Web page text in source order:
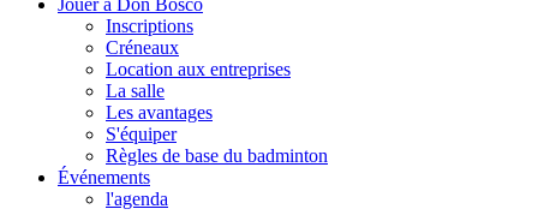
Inscriptions
Créneaux
Location aux entreprises
La salle
Les avantages
S'équiper
Règles de base du badminton
Événements
l'agenda